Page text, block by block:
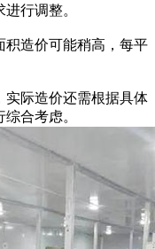
行调整。
造价可能稍高，每平
际造价还需根据具体
合考虑。